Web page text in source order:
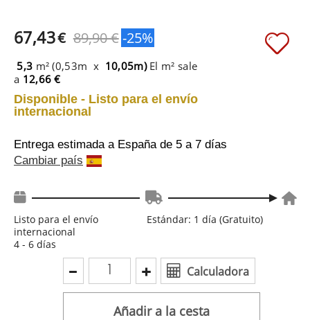
67,43€ 89,90 €-25%
5,3 m² (0,53m x 10,05m) El m² sale
a 12,66 €
Disponible - Listo para el envío
internacional
Entrega estimada a España de 5 a 7 días
Cambiar país
Listo para el envío
internacional
4 - 6 días
Estándar: 1 día (Gratuito)
Calculadora
Añadir a la cesta